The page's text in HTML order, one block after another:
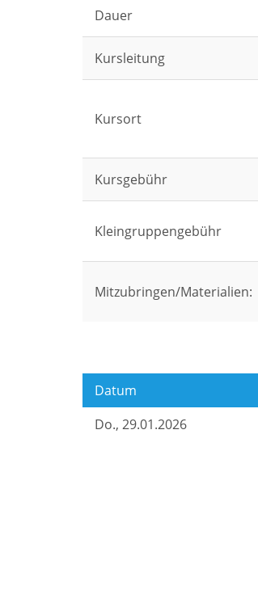
Dauer
Kursleitung
Kursort
Kursgebühr
Kleingruppengebühr
Mitzubringen/Materialien:
Datum
Do., 29.01.2026